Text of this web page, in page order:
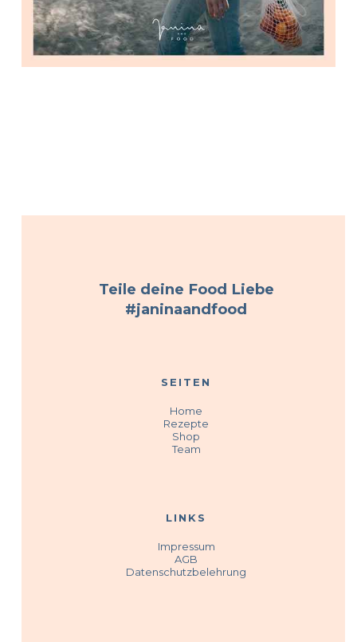
Teile deine Food Liebe
#janinaandfood
SEITEN
Home
Rezepte
Shop
Team
LINKS
Impressum
AGB
Datenschutzbelehrung